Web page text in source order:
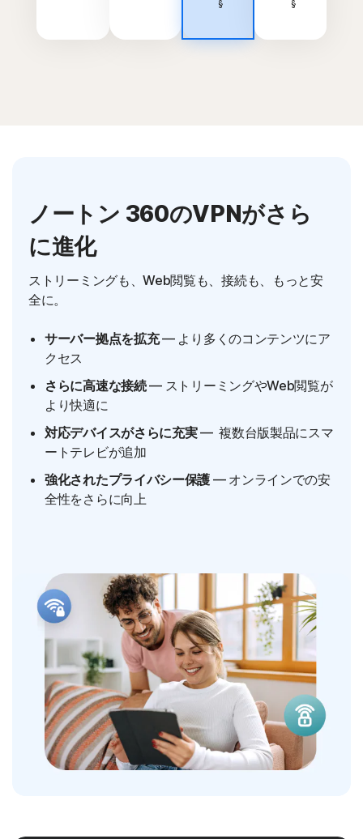
§ §
ノートン 360のVPNがさら
に進化
ストリーミングも、Web閲覧も、接続も、もっと安
全に。
サーバー拠点を拡充— より多くのコンテンツにア
クセス
さらに高速な接続— ストリーミングやWeb閲覧が
より快適に
対応デバイスがさらに充実— 複数台版製品にスマ
ートテレビが追加
強化されたプライバシー保護 — オンラインでの安
全性をさらに向上